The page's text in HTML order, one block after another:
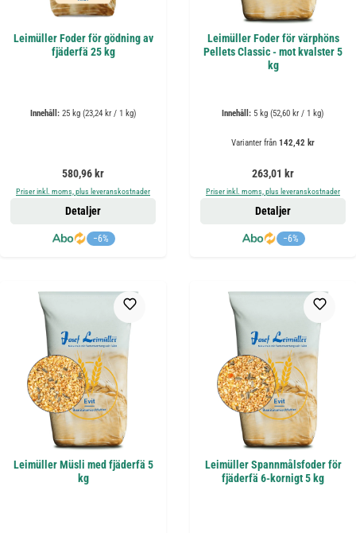
Leimüller Foder för gödning av
fjäderfä 25 kg
Innehåll: 25 kg (23,24 kr / 1 kg)
Ordinarie pris:
580,96 kr
Priser inkl. moms, plus leveranskostnader
−6%
Detaljer
Leimüller Foder för värphöns
Pellets Classic - mot kvalster 5
kg
Innehåll: 5 kg (52,60 kr / 1 kg)
Varianter från 142,42 kr
Ordinarie pris:
263,01 kr
Priser inkl. moms, plus leveranskostnader
−6%
Detaljer
Leimüller Müsli med fjäderfä 5
kg
Leimüller Spannmålsfoder för
fjäderfä 6-kornigt 5 kg